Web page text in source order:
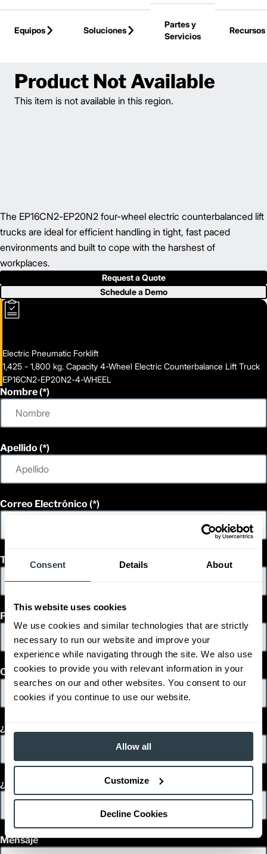
Consent Details About
This website uses cookies
We use cookies and similar technologies that are strictly
necessary to run our website and improve your
experience while navigating through the site. We also use
cookies to provide you with relevant information in your
searches on our and other websites. You consent to our
cookies if you continue to use our website.
Allow all
Customize
Decline Cookies
Skip to Main Content
Equipos
Soluciones
Partes y
Servicios
Recursos
Product Not Available
This item is not available in this region.
The EP16CN2-EP20N2 four-wheel electric counterbalanced lift
trucks are ideal for efficient handling in tight, fast paced
environments and built to cope with the harshest of
workplaces.
Request a Quote
Schedule a Demo
Electric Pneumatic Forklift
1,425 - 1,800 kg. Capacity 4-Wheel Electric Counterbalance Lift Truck
EP16CN2-EP20N2-4-WHEEL
Nombre
Apellido
Correo Electrónico
Teléfono
País
Código Postal
¿En qué plazo tomarás una decisión?
¿Te interesa equipo usado o en renta?
Mensaje